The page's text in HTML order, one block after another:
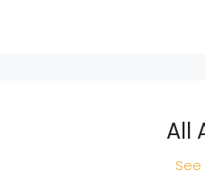
All